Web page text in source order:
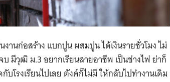
านก่อสร้าง แบกปูน ผสมปูน ได้เงินรายชั่วโมง ไม่
บ มีวุฒิ ม.3 อยากเรียนสายอาชีพ เป็นช่างไฟ ย่าก็
โรงเรียนไปเลย ตังค์ก็ไม่มี ให้กลับไปทำงานเดิม